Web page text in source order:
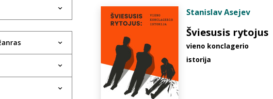
Stanislav Asejev
Šviesusis rytojus
vieno konclagerio
istorija